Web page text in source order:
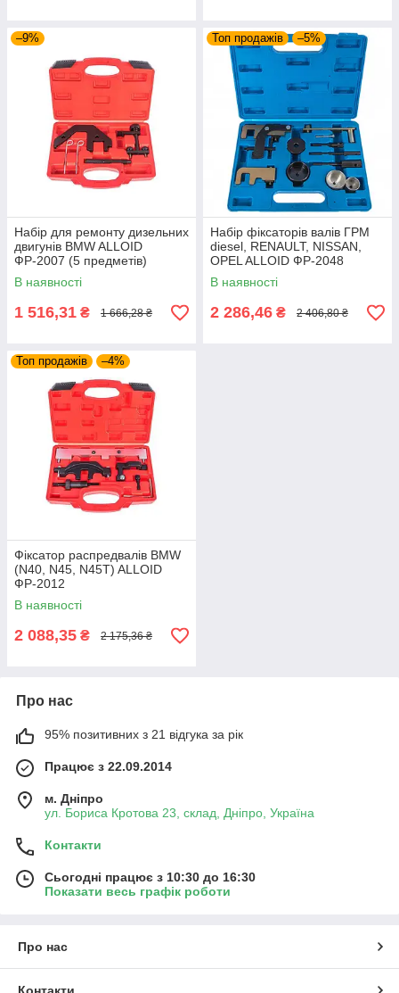
–9%
Набір для ремонту дизельних
двигунів BMW ALLOID
ФР-2007 (5 предметів)
В наявності
1 516,31 ₴ 1 666,28 ₴
Топ продажів –5%
Набір фіксаторів валів ГРМ
diesel, RENAULT, NISSAN,
OPEL ALLOID ФР-2048
В наявності
2 286,46 ₴ 2 406,80 ₴
Топ продажів –4%
Фіксатор распредвалів BMW
(N40, N45, N45T) ALLOID
ФР-2012
В наявності
2 088,35 ₴ 2 175,36 ₴
Про нас
95% позитивних з 21 відгука за рік
Працює з 22.09.2014
м. Дніпро
ул. Бориса Кротова 23, склад, Дніпро, Україна
Контакти
Сьогодні працює з 10:30 до 16:30
Показати весь графік роботи
Про нас